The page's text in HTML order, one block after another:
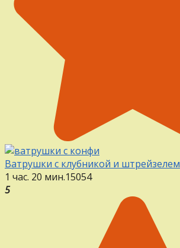
Ватрушки с клубникой и штрейзелем
1 час. 20 мин.15054
5